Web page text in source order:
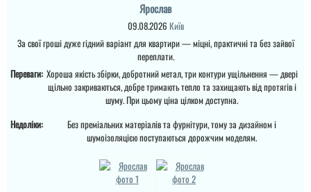
Просто шикарне
додати. Якість та вид
покриття ви можете самі
побачите а масивне
полотно і короб , то
які двері повинні бути в
будинок....
Леонід
подивитись хто може
виконати таке якісне
покриття на ринку , то у
питання по ціні та самих
характеристик дверей.
Це просто двері вогонь
Ярослав
09.08.2026 Київ
За свої гроші дуже гідний варіант для квартири — міцні, практичні та без зайвої
переплати.
Переваги: Хороша якість збірки, добротний метал, три контури ущільнення — двері
щільно закриваються, добре тримають тепло та захищають від протягів і
шуму. При цьому ціна цілком доступна.
Недоліки:
Без преміальних матеріалів та фурнітури, тому за дизайном і
шумоізоляцією поступаються дорожчим моделям.